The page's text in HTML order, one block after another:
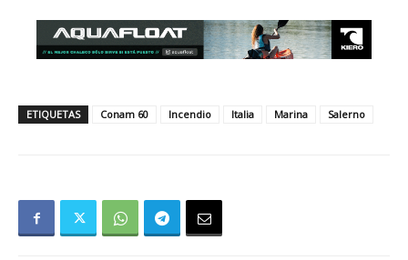
ETIQUETAS Conam 60 Incendio Italia Marina Salerno